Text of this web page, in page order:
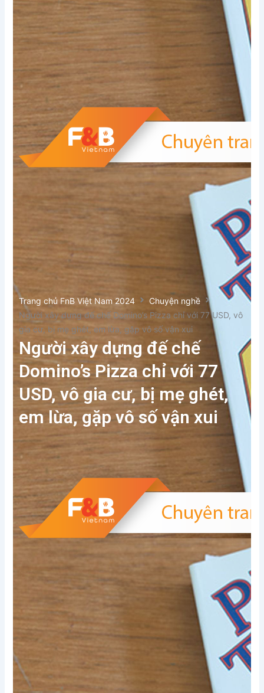
Trang chủ FnB Việt Nam 2024
Chuyện nghề
Người xây dựng đế chế Domino’s Pizza chỉ với 77 USD, vô
gia cư, bị mẹ ghét, em lừa, gặp vô số vận xui
Người xây dựng đế chế
Domino’s Pizza chỉ với 77
USD, vô gia cư, bị mẹ ghét,
em lừa, gặp vô số vận xui